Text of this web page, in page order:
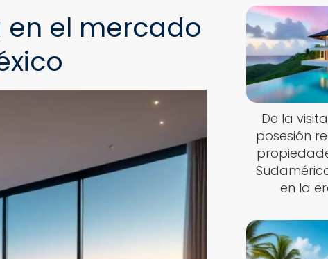
en el mercado
De la
posesión
en la